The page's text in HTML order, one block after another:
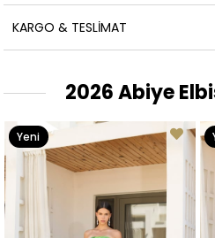
KARGO & TESLIMAT
2026 Abiye
Yeni
Ürün